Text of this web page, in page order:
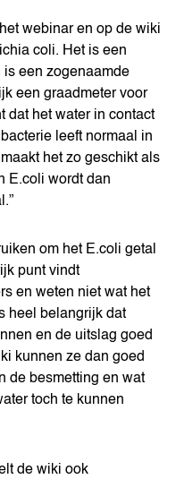
webinar en op de wiki
coli. Het is een
is een zogenaamde
een graadmeter voor
dat het water in contact
leeft normaal in
het zo geschikt als
E.coli wordt dan
om het E.coli getal
punt vindt
en weten niet wat het
heel belangrijk dat
en de uitslag goed
kunnen ze dan goed
de besmetting en wat
toch te kunnen
de wiki ook